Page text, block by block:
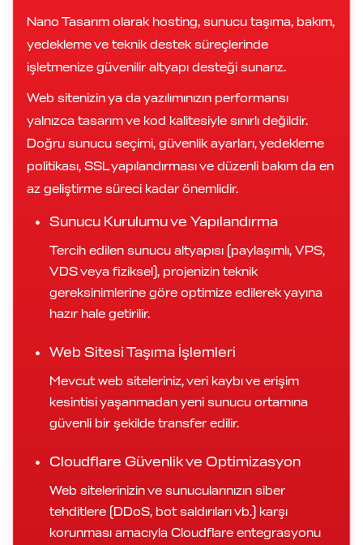
Nano Tasarım olarak hosting, sunucu taşıma, bakım,
yedekleme ve teknik destek süreçlerinde
işletmenize güvenilir altyapı desteği sunarız.
Web sitenizin ya da yazılımınızın performansı
yalnızca tasarım ve kod kalitesiyle sınırlı değildir.
Doğru sunucu seçimi, güvenlik ayarları, yedekleme
politikası, SSL yapılandırması ve düzenli bakım da en
az geliştirme süreci kadar önemlidir.
Sunucu Kurulumu ve Yapılandırma
Tercih edilen sunucu altyapısı (paylaşımlı, VPS,
VDS veya fiziksel), projenizin teknik
gereksinimlerine göre optimize edilerek yayına
hazır hale getirilir.
Web Sitesi Taşıma İşlemleri
Mevcut web siteleriniz, veri kaybı ve erişim
kesintisi yaşanmadan yeni sunucu ortamına
güvenli bir şekilde transfer edilir.
Cloudflare Güvenlik ve Optimizasyon
Web sitelerinizin ve sunucularınızın siber
tehditlere (DDoS, bot saldırıları vb.) karşı
korunması amacıyla Cloudflare entegrasyonu